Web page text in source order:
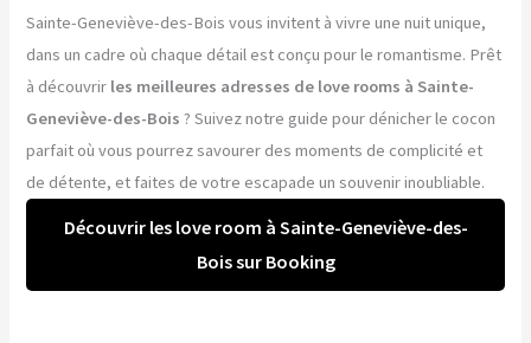
Sainte-Geneviève-des-Bois vous invitent à vivre une nuit unique,
dans un cadre où chaque détail est conçu pour le romantisme. Prêt
à découvrir les meilleures adresses de love rooms à Sainte-
Geneviève-des-Bois ? Suivez notre guide pour dénicher le cocon
parfait où vous pourrez savourer des moments de complicité et
de détente, et faites de votre escapade un souvenir inoubliable.
Découvrir les love room à Sainte-Geneviève-des-
Bois sur Booking